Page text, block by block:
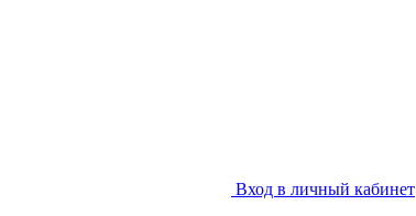
Вход в личный кабинет